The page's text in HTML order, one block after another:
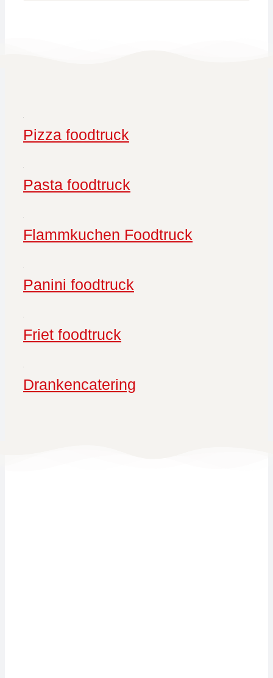
Pizza foodtruck
Pasta foodtruck
Flammkuchen Foodtruck
Panini foodtruck
Friet foodtruck
Drankencatering